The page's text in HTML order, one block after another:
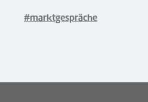
#marktgespräche